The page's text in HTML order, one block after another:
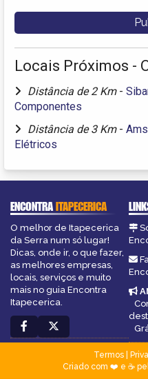
Locais Próximos -
Distância de 2 Km -
Componentes
Distância de 3 Km -
Elétricos
ENCONTRAITAPECERICA
O melhor de Itapecerica
da Serra num só lugar!
Dicas, onde ir, o que fazer,
as melhores empresas,
locais, serviços e muito
mais no guia Encontra
Itapecerica.
Termos|
Criado com ❤️ e ☕